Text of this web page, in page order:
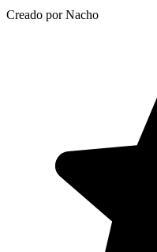
Creado por Nacho